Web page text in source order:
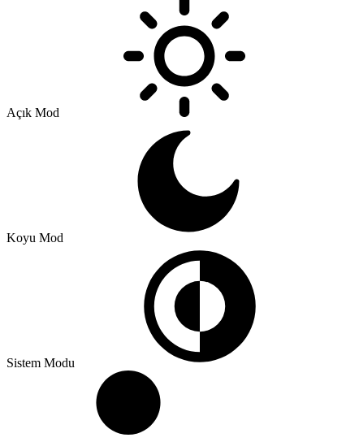
Açık Mod
Koyu Mod
Sistem Modu